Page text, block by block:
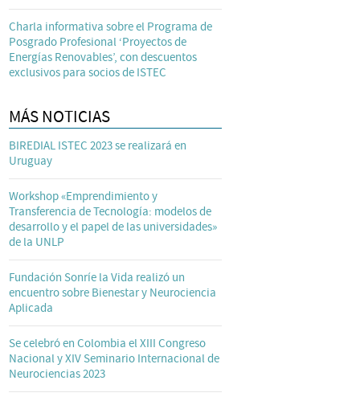
Charla informativa sobre el Programa de
Posgrado Profesional ‘Proyectos de
Energías Renovables’, con descuentos
exclusivos para socios de ISTEC
MÁS NOTICIAS
BIREDIAL ISTEC 2023 se realizará en
Uruguay
Workshop «Emprendimiento y
Transferencia de Tecnología: modelos de
desarrollo y el papel de las universidades»
de la UNLP
Fundación Sonríe la Vida realizó un
encuentro sobre Bienestar y Neurociencia
Aplicada
Se celebró en Colombia el XIII Congreso
Nacional y XIV Seminario Internacional de
Neurociencias 2023